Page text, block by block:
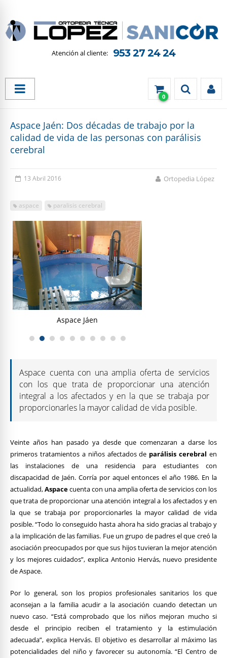
953 27 24 24
0
Aspace Jaén: Dos décadas de trabajo por la
calidad de vida de las personas con parálisis
cerebral
Aspace Jáen
13 Abril 2016 Ortopedia López
Aspace cuenta con una amplia oferta de servicios
con los que trata de proporcionar una atención
integral a los afectados y en la que se trabaja por
proporcionarles la mayor calidad de vida posible.
Veinte años han pasado ya desde que comenzaran a darse los
primeros tratamientos a niños afectados de parálisis cerebral en
las instalaciones de una residencia para estudiantes con
discapacidad de Jaén. Corría por aquel entonces el año 1986. En la
actualidad,Aspacecuenta con una amplia oferta de servicios con los
que trata de proporcionar una atención integral a los afectados y en
la que se trabaja por proporcionarles la mayor calidad de vida
posible. “Todo lo conseguido hasta ahora ha sido gracias al trabajo y
a la implicación de las familias. Fue un grupo de padres el que creó la
asociación preocupados por que sus hijos tuvieran la mejor atención
y los mejores cuidados”, explica Antonio Hervás, nuevo presidente
de Aspace.
Por lo general, son los propios profesionales sanitarios los que
aconsejan a la familia acudir a la asociación cuando detectan un
nuevo caso. “Está comprobado que los niños mejoran mucho si
desde el principio reciben el tratamiento y la estimulación
adecuada”, explica Hervás. El objetivo es desarrollar al máximo las
potencialidades del niño y favorecer su autonomía. “El Centro de
aspace paralisis cerebral